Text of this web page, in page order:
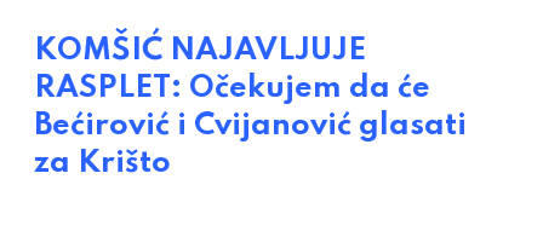
KOMŠIĆ NAJAVLJUJE
RASPLET: Očekujem da će
Bećirović i Cvijanović glasati
za Krišto